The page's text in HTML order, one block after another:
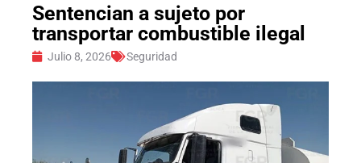
Sentencian a sujeto por
transportar combustible ilegal
Julio 8, 2026 Seguridad